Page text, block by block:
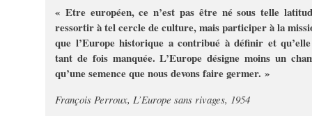
« Etre européen, ce n’est pas être né sous telle
ressortir à tel cercle de culture, mais participer à la
que l’Europe historique a contribué à définir et
tant de fois manquée. L’Europe désigne moins un
qu’une semence que nous devons faire germer. »
François Perroux, L’Europe sans rivages, 1954